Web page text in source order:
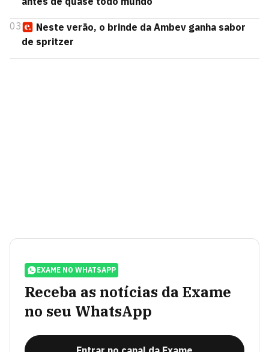
03
Neste verão, o brinde da Ambev ganha sabor
de spritzer
EXAME NO WHATSAPP
Receba as notícias da Exame
no seu WhatsApp